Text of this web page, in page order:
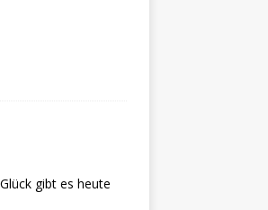
gibt es heute